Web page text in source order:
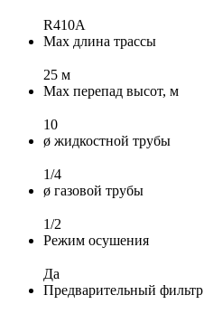
R410A
Max длина трассы
25 м
Max перепад высот, м
10
ø жидкостной трубы
1/4
ø газовой трубы
1/2
Режим осушения
Да
Предварительный фильтр